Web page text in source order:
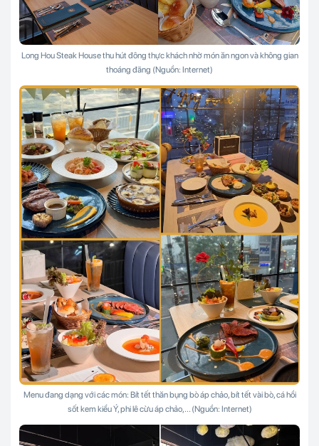
Long Hou Steak House thu hút đông thực khách nhờ món ăn ngon và không gian
thoáng đãng (Nguồn: Internet)
Menu đang dạng với các món: Bít tết thăn bụng bò áp chảo, bít tết vài bò, cá hồi
sốt kem kiểu Ý, phi lê cừu áp chảo,... (Nguồn: Internet)